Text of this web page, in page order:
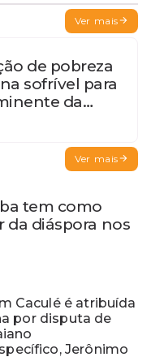
Ver mais
de pobreza
sofrível para
da
do Quinto
Ver mais
tem como
da diáspora nos
Caculé é atribuída
por disputa de
Jerônimo